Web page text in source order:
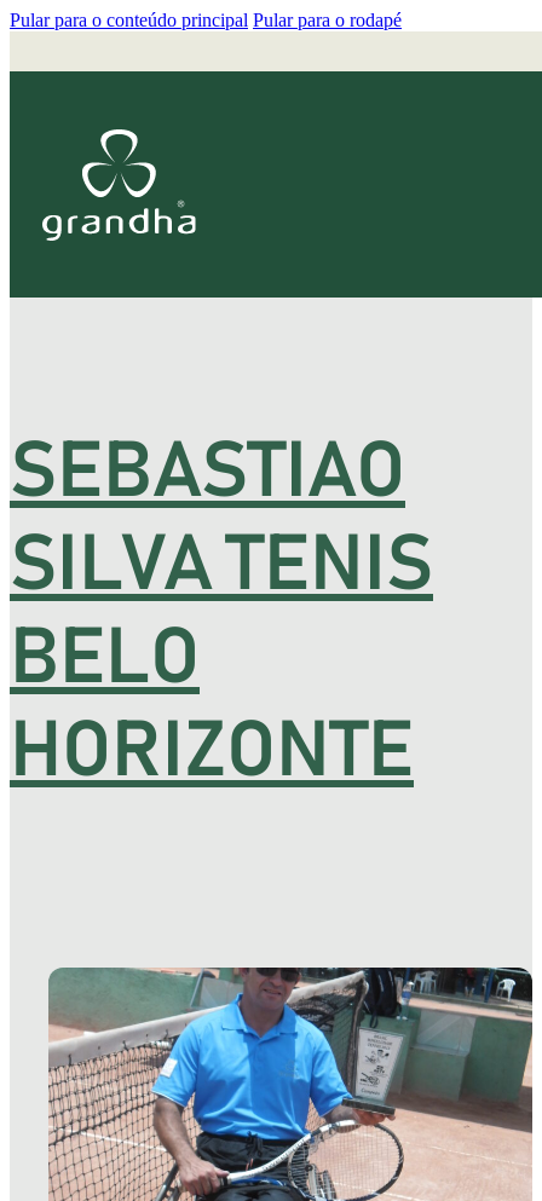
Pular para o conteúdo principal Pular para o rodapé
SEBASTIAO
SILVA TENIS
BELO
HORIZONTE